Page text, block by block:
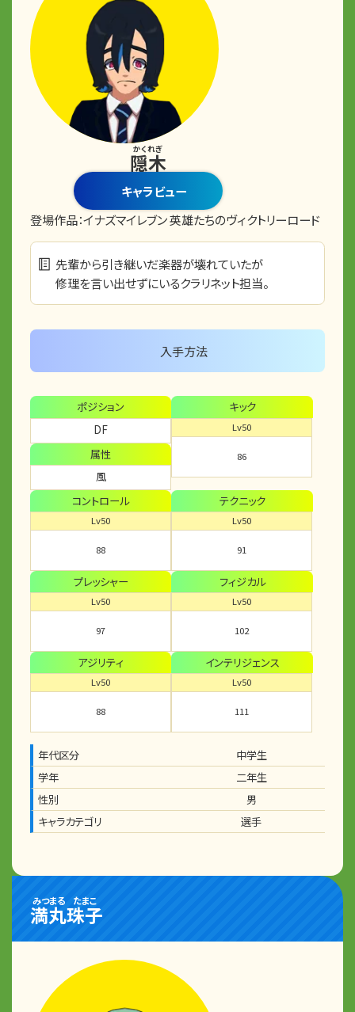
隠木
かくれぎ
キャラビュー
登場作品：イナズマイレブン 英雄たちのヴィクトリーロード
先輩から引き継いだ楽器が壊れていたが
修理を言い出せずにいるクラリネット担当。
入手方法
ポジション
DF
属性
風
キック
Lv50
86
コントロール
Lv50
88
テクニック
Lv50
91
プレッシャー
Lv50
97
フィジカル
Lv50
102
アジリティ
Lv50
88
インテリジェンス
Lv50
111
年代区分
中学生
学年
二年生
性別
男
キャラカテゴリ
選手
満丸
みつまる
珠子
たまこ